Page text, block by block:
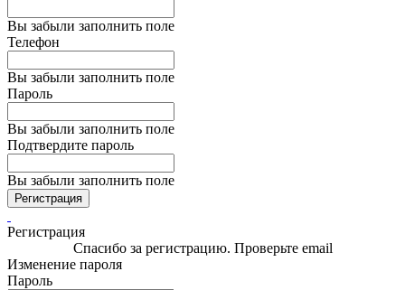
Вы забыли заполнить поле
Телефон
Вы забыли заполнить поле
Пароль
Вы забыли заполнить поле
Подтвердите пароль
Вы забыли заполнить поле
Регистрация
Регистрация
Спасибо за регистрацию. Проверьте email
Изменение пароля
Пароль